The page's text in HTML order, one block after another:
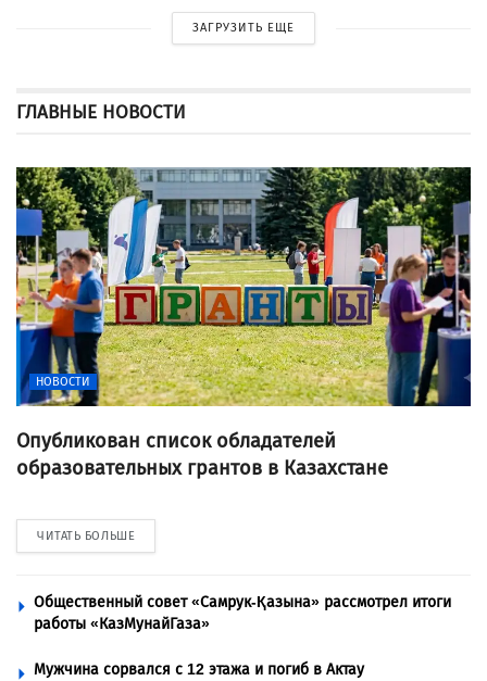
ЗАГРУЗИТЬ ЕЩЕ
ГЛАВНЫЕ НОВОСТИ
НОВОСТИ
Опубликован список обладателей
образовательных грантов в Казахстане
ЧИТАТЬ БОЛЬШЕ
Общественный совет «Самрук-Қазына» рассмотрел итоги
работы «КазМунайГаза»
Мужчина сорвался с 12 этажа и погиб в Актау